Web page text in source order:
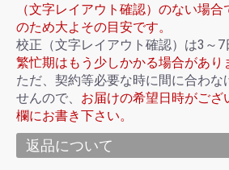
（文字レイアウト確認）のない場
のため大よその目安です。
校正（文字レイアウト確認）は3～7
繁忙期はもう少しかかる場合があり
ただ、契約等必要な時に間に合わな
せんので、 お届けの希望日時がござ
欄にお書き下さい。
返品について